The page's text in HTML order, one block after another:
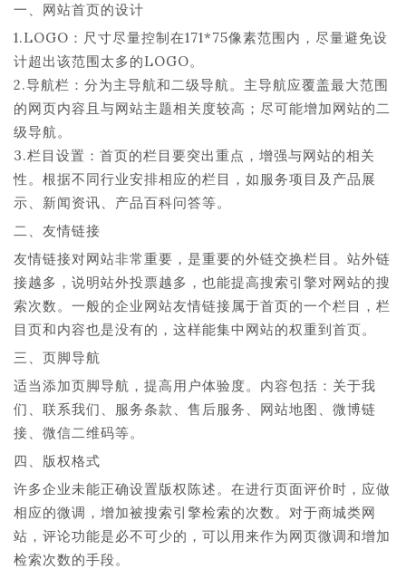
一、网站首页的设计
1.LOGO：尺寸尽量控制在171*75像素范围内，尽量避免设
计超出该范围太多的LOGO。
2.导航栏：分为主导航和二级导航。主导航应覆盖最大范围
的网页内容且与网站主题相关度较高；尽可能增加网站的二
级导航。
3.栏目设置：首页的栏目要突出重点，增强与网站的相关
性。根据不同行业安排相应的栏目，如服务项目及产品展
示、新闻资讯、产品百科问答等。
二、友情链接
友情链接对网站非常重要，是重要的外链交换栏目。站外链
接越多，说明站外投票越多，也能提高搜索引擎对网站的搜
索次数。一般的企业网站友情链接属于首页的一个栏目，栏
目页和内容也是没有的，这样能集中网站的权重到首页。
三、页脚导航
适当添加页脚导航，提高用户体验度。内容包括：关于我
们、联系我们、服务条款、售后服务、网站地图、微博链
接、微信二维码等。
四、版权格式
许多企业未能正确设置版权陈述。在进行页面评价时，应做
相应的微调，增加被搜索引擎检索的次数。对于商城类网
站，评论功能是必不可少的，可以用来作为网页微调和增加
检索次数的手段。